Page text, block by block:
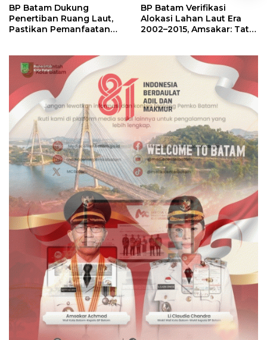
BP Batam Dukung
Penertiban Ruang Laut,
Pastikan Pemanfaatan
BP Batam Verifikasi
Alokasi Lahan Laut Era
2002–2015, Amsakar: Tata